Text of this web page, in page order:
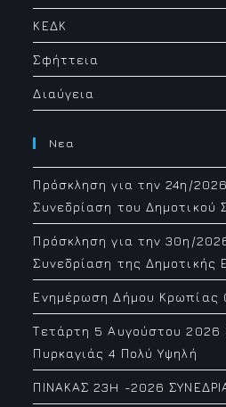
ΚΕΔΚ
Σφήττεια
Διαύγεια
Νεα
Πρόσκληση για την 24η/
Συνεδρίαση του Δημοτικού
Πρόσκληση για την 30η/
Συνεδρίαση της Δημοτικής
Ενημέρωση Δήμου Κρωπίας
Τετάρτη 5 Αυγούστου 2026
Πυρκαγιάς 4 Πολύ Υψηλή
ΠΙΝΑΚΑΣ 23H -2026